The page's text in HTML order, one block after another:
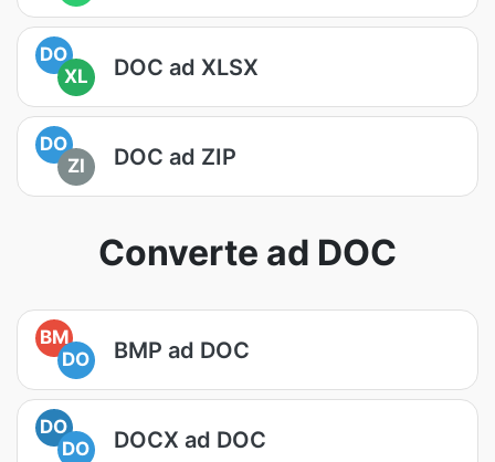
DO
XL
DOC ad XLSX
DO
ZI
DOC ad ZIP
Converte ad DOC
BM
DO
BMP ad DOC
DO
DO
DOCX ad DOC